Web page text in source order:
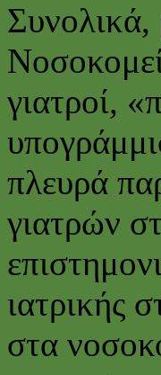
γιατροί,
πλευρά
γιατρών
ιατρικής
στα